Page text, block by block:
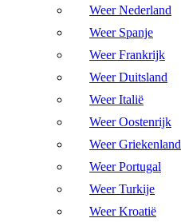
Weer Nederland
Weer Spanje
Weer Frankrijk
Weer Duitsland
Weer Italië
Weer Oostenrijk
Weer Griekenland
Weer Portugal
Weer Turkije
Weer Kroatië